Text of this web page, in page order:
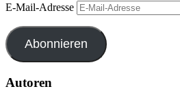
E-Mail-Adresse
Abonnieren
Autoren